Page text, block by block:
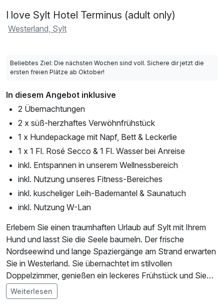
I love Sylt Hotel Terminus (adult only)
Westerland, Sylt
Beliebtes Ziel: Die nächsten Wochen sind voll. Sichere dir jetzt die
ersten freien Plätze ab Oktober!
In diesem Angebot inklusive
2 Übernachtungen
2 x süß-herzhaftes Verwöhnfrühstück
1 x Hundepackage mit Napf, Bett & Leckerlie
1 x 1 Fl. Rosé Secco & 1 Fl. Wasser bei Anreise
inkl. Entspannen in unserem Wellnessbereich
inkl. Nutzung unseres Fitness-Bereiches
inkl. kuscheliger Leih-Bademantel & Saunatuch
inkl. Nutzung W-Lan
Erlebem Sie einen traumhaften Urlaub auf Sylt mit Ihrem
Hund und lasst Sie die Seele baumeln. Der frische
Nordseewind und lange Spaziergänge am Strand erwarten
Sie in Westerland. Sie übernachtet im stilvollen
Doppelzimmer, genießen ein leckeres Frühstück und Sie
stoßen mit einem Willkommensgetränk an. Der Fitness-
und Wellnessbereich steht Ihnen zur Verfügung. Entdecken
Im Angebot enthalten
Weiterlesen